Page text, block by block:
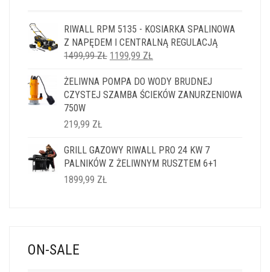
RIWALL RPM 5135 - KOSIARKA SPALINOWA
Z NAPĘDEM I CENTRALNĄ REGULACJĄ
1499,99ZŁ PIERWOTNA
WYNOSIŁA:
1499,99 ZŁ.
1199,99 ZŁ
WYNOSI:
1199,99 ZŁ.
ŻELIWNA POMPA DO WODY BRUDNEJ
CZYSTEJ SZAMBA ŚCIEKÓW ZANURZENIOWA
750W
219,99 ZŁ
GRILL GAZOWY RIWALL PRO 24 KW 7
PALNIKÓW Z ŻELIWNYM RUSZTEM 6+1
1899,99 ZŁ
ON-SALE